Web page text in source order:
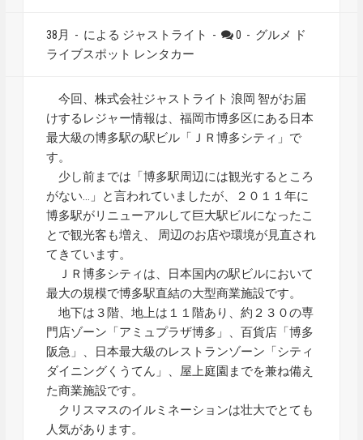
38月 - による ジャストライト - 0 - グルメ
ド
ライブスポット レンタカー
今回、株式会社ジャストライト 浪岡 智がお届
けするレジャー情報は、福岡市博多区にある日本
最大級の博多駅の駅ビル「ＪＲ博多シティ」で
す。
少し前までは「博多駅周辺には観光するところ
がない…」と言われていましたが、２０１１年に
博多駅がリニューアルして巨大駅ビルになったこ
とで観光客も増え、 周辺のお店や環境が見直され
てきています。
ＪＲ博多シティは、日本国内の駅ビルにおいて
最大の規模で博多駅直結の大型商業施設です。
地下は３階、地上は１１階あり、約２３０の専
門店ゾーン「アミュプラザ博多」、百貨店「博多
阪急」、日本最大級のレストランゾーン「シティ
ダイニングくうてん」、屋上庭園までを兼ね備え
た商業施設です。
クリスマスのイルミネーションは壮大でとても
人気があります。